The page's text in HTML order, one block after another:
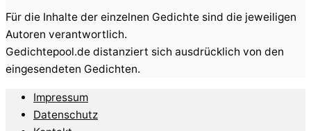
Für die Inhalte der einzelnen Gedichte sind die jeweiligen
Autoren verantwortlich.
Gedichtepool.de distanziert sich ausdrücklich von den
eingesendeten Gedichten.
Impressum
Datenschutz